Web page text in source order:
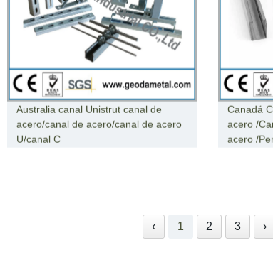
Australia canal Unistrut canal de
acero/canal de acero/canal de acero
U/canal C
Canadá
acero /
acero /
‹ 1 2 3 ›